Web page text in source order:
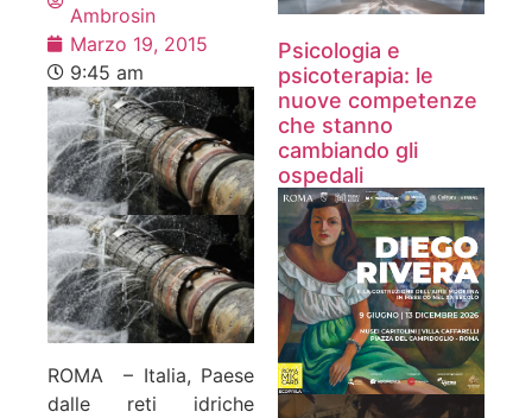
Ambrosin
Marzo 19, 2015
9:45 am
ROMA – Italia, Paese
dalle reti idriche
Psicologia e
psicoterapia: le
nuove competenze
che stanno
cambiando gli
ospedali